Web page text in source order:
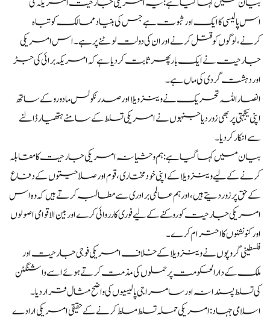
اس پالیسی کا ایک اور ثبوت ہے جس کی بنیاد ممالک کو تباہ
کرنے، لوگوں کو قتل کرنے اور ان کی دولت لوٹنے پر ہے۔ اس امریکی
جارحیت نے ایک بار پھر ثابت کر دیا ہے کہ امریکہ برائی کی جڑ
اور دہشت گردی کی ماں ہے۔
انصاراللہ تحریک نے وینزویلا اور صدر نکولس مادورو کے ساتھ
اپنی یکجہتی پر بھی زور دیا جنہوں نے امریکی تسلط کے سامنے ہتھیار ڈالنے
سے انکار کر دیا۔
بیان میں کہا گیا ہے: ہم وحشیانہ امریکی جارحیت کا مقابلہ
کرنے کے لیے وینزویلا کے اپنی خودمختاری، قوم اور صلاحیتوں کے دفاع
کے حق پر زور دیتے ہیں، اور ہم عالمی برادری سے مطالبہ کرتے ہیں کہ وہ اس
امریکی جارحیت کو روکنے کے لیے فوری کارروائی کرے اور بین الاقوامی اصولوں
اور کنونشنوں کا احترام کرے۔
فلسطینی گروپوں نے وینزویلا کے خلاف امریکی فوجی جارحیت اور
ملک کے دارالحکومت پر حملوں کی مذمت کرتے ہوئے اسے واشنگٹن
کی تسلط پسندانہ اور سامراجی پالیسیوں کی واضح مثال قرار دیا۔
اسلامی جہاد: امریکی حملہ تسلط مسلط کرنے کے حقیقی امریکی ارادے